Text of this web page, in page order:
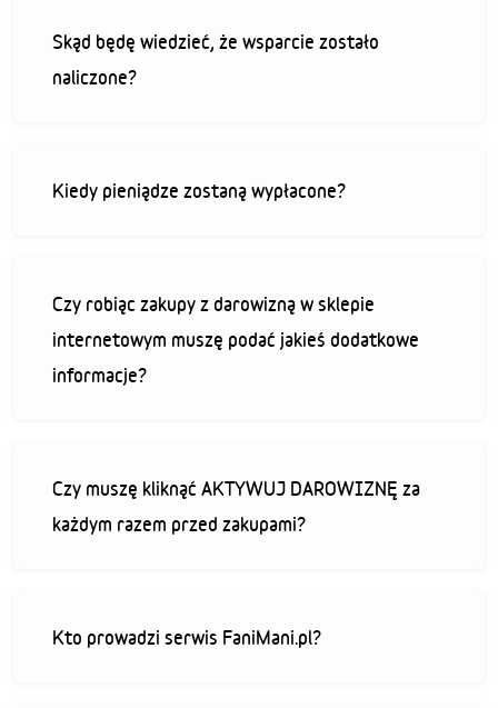
Skąd będę wiedzieć, że wsparcie zostało
naliczone?
Kiedy pieniądze zostaną wypłacone?
Czy robiąc zakupy z darowizną w sklepie
internetowym muszę podać jakieś dodatkowe
informacje?
Czy muszę kliknąć AKTYWUJ DAROWIZNĘ za
każdym razem przed zakupami?
Kto prowadzi serwis FaniMani.pl?